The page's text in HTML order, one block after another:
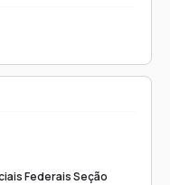
Federais Seção